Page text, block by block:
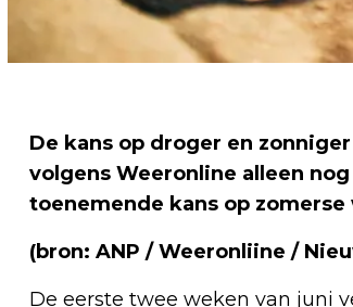
De kans op droger en
volgens Weeronline alleen
toenemende kans op
(bron: ANP / Weeronliine /
De eerste twee weken van juni